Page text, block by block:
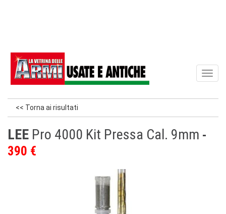
<< Torna ai risultati
LEE Pro 4000 Kit Pressa Cal. 9mm
390 €